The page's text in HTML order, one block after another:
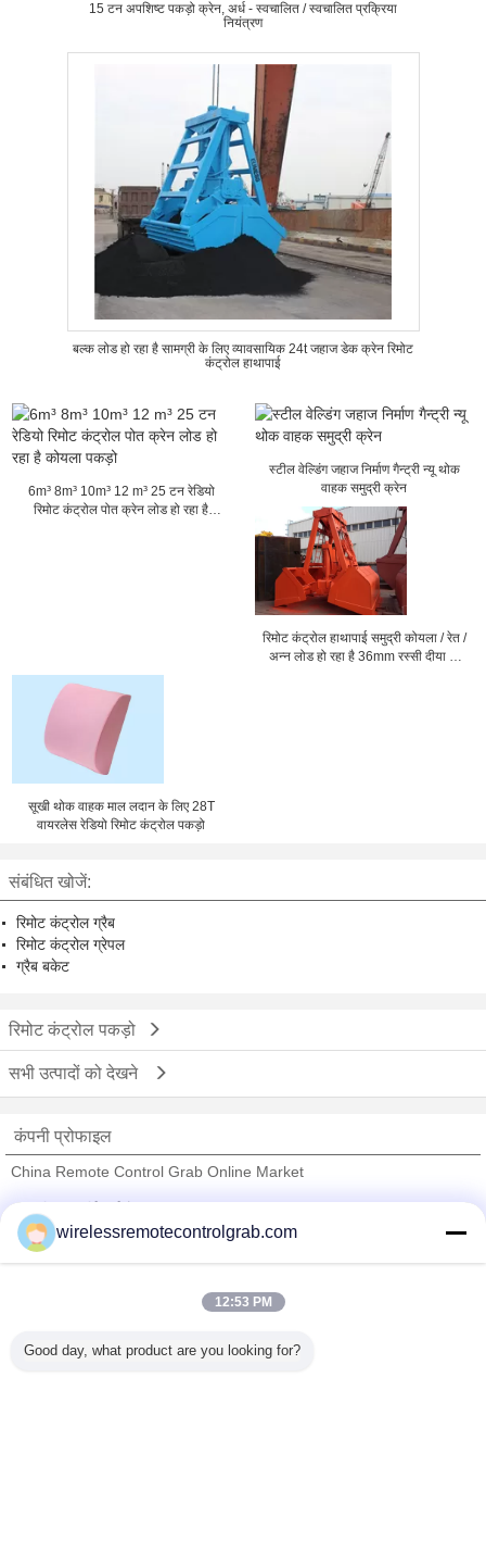
15 टन अपशिष्ट पकड़ो क्रेन, अर्ध - स्वचालित / स्वचालित प्रक्रिया
नियंत्रण
बल्क लोड हो रहा है सामग्री के लिए व्यावसायिक 24t जहाज डेक क्रेन रिमोट
कंट्रोल हाथापाई
6m³ 8m³ 10m³ 12 m³ 25 टन रेडियो
रिमोट कंट्रोल पोत क्रेन लोड हो रहा है
स्टील वेल्डिंग जहाज निर्माण गैन्ट्री न्यू थोक
वाहक समुद्री क्रेन
रिमोट कंट्रोल हाथापाई समुद्री कोयला / रेत /
अन्न लोड हो रहा है 36mm रस्सी दीया के
सूखी थोक वाहक माल लदान के लिए 28T
वायरलेस रेडियो रिमोट कंट्रोल पकड़ो
संबंधित खोजें:
रिमोट कंट्रोल ग्रैब
रिमोट कंट्रोल ग्रेपल
ग्रैब बकेट
रिमोट कंट्रोल पकड़ो
सभी उत्पादों को देखने
कंपनी प्रोफाइल
China Remote Control Grab Online Market
Trust Seal
Verified Suplier
सभी उत्पाद
wirelessremotecontrolgrab.com
12:53 PM
Good day, what product are you looking for?